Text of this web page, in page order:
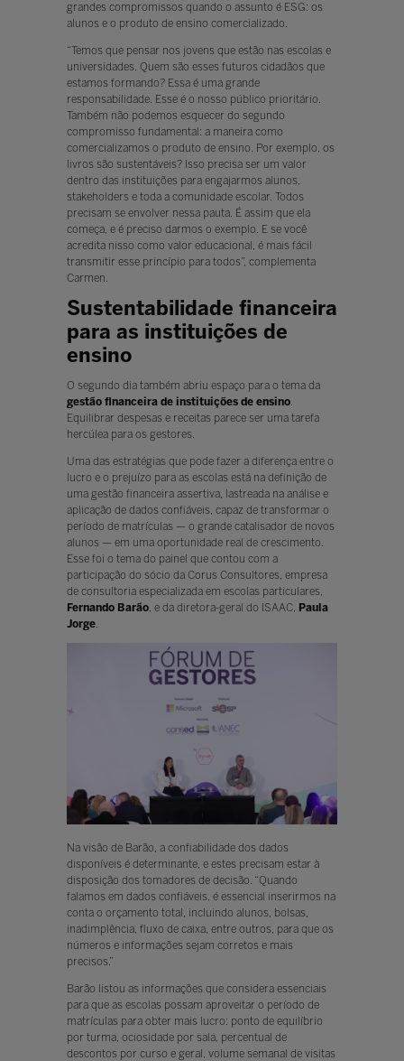
grandes compromissos quando o assunto é ESG: os
alunos e o produto de ensino comercializado.
“Temos que pensar nos jovens que estão nas escolas e
universidades. Quem são esses futuros cidadãos que
estamos formando? Essa é uma grande
responsabilidade. Esse é o nosso público prioritário.
Também não podemos esquecer do segundo
compromisso fundamental: a maneira como
comercializamos o produto de ensino. Por exemplo, os
livros são sustentáveis? Isso precisa ser um valor
dentro das instituições para engajarmos alunos,
stakeholders e toda a comunidade escolar. Todos
precisam se envolver nessa pauta. É assim que ela
começa, e é preciso darmos o exemplo. E se você
acredita nisso como valor educacional, é mais fácil
transmitir esse princípio para todos”, complementa
Carmen.
Sustentabilidade financeira
para as instituições de
ensino
O segundo dia também abriu espaço para o tema da
gestão financeira de instituições de ensino.
Equilibrar despesas e receitas parece ser uma tarefa
hercúlea para os gestores.
Uma das estratégias que pode fazer a diferença entre o
lucro e o prejuízo para as escolas está na definição de
uma gestão financeira assertiva, lastreada na análise e
aplicação de dados confiáveis, capaz de transformar o
período de matrículas — o grande catalisador de novos
alunos — em uma oportunidade real de crescimento.
Esse foi o tema do painel que contou com a
participação do sócio da Corus Consultores, empresa
de consultoria especializada em escolas particulares,
Fernando Barão, e da diretora-geral do ISAAC, Paula
Jorge.
Na visão de Barão, a confiabilidade dos dados
disponíveis é determinante, e estes precisam estar à
disposição dos tomadores de decisão. “Quando
falamos em dados confiáveis, é essencial inserirmos na
conta o orçamento total, incluindo alunos, bolsas,
inadimplência, fluxo de caixa, entre outros, para que os
números e informações sejam corretos e mais
precisos.”
Barão listou as informações que considera essenciais
para que as escolas possam aproveitar o período de
matrículas para obter mais lucro: ponto de equilíbrio
por turma, ociosidade por sala, percentual de
descontos por curso e geral, volume semanal de visitas